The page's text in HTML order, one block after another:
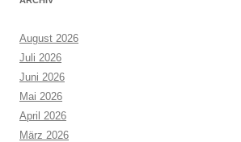
August 2026
Juli 2026
Juni 2026
Mai 2026
April 2026
März 2026